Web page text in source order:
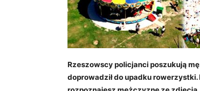
Rzeszowscy policjanci poszukują
doprowadził do upadku